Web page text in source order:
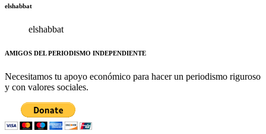
elshabbat
elshabbat
AMIGOS DEL PERIODISMO INDEPENDIENTE
Necesitamos tu apoyo económico para hacer un periodismo riguroso
y con valores sociales.